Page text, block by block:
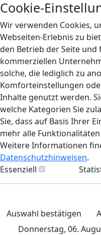
Cookie-
Wir verwenden Cookies,
Webseiten-Erlebnis zu
den Betrieb der Seite
kommerziellen
solche, die lediglich zu
Komforteinstellungen
Inhalte genutzt werden.
welche Kategorien Sie
Sie, dass auf Basis Ihrer
mehr alle
Weitere Informationen
Datenschutzhinweisen.
Essenziell
Auswahl bestätigen
Donnerstag, 06.